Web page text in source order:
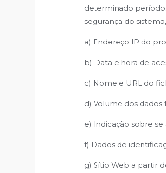
determinado
segurança do
a) Endereço IP do
b) Data e hora de
c) Nome e URL do
d) Volume dos dados
e) Indicação sobre
f) Dados de
g) Sítio Web a partir